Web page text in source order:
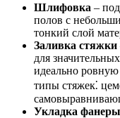
Шлифовка –
полов с
тонкий слой
Заливка стяжки
для
идеально
типы стяжек⁚
Укладка